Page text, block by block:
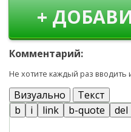
+
Комментарий:
Не хотите каждый раз вводить
Визуально Текст